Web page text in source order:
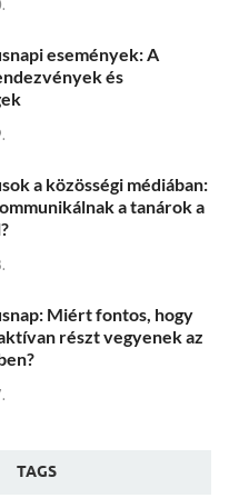
események: A
és
a közösségi médiában:
a tanárok a
Miért fontos, hogy
részt vegyenek az
TAGS